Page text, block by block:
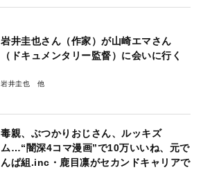
岩井圭也さん（作家）が山崎エマさん
（ドキュメンタリー監督）に会いに行く
岩井圭也
毒親、ぶつかりおじさん、ルッキズ
ム…“闇深4コマ漫画”で10万いいね、元で
んぱ組.inc・鹿目凛がセカンドキャリアで